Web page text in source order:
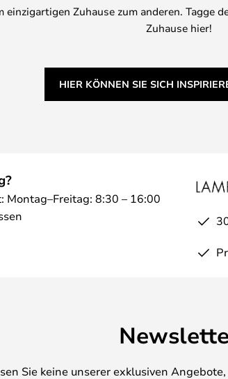
einzigartigen Zuhause zum anderen.
Zuhause hier!
HIER KÖNNEN SIE SICH
Montag–Freitag: 8:30 – 16:00
Sie keine unserer exklusiven